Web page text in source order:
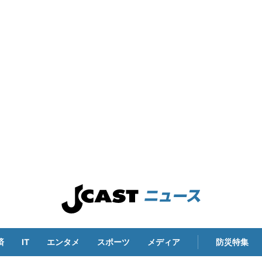
IT エンタメ スポーツ メディア 防災特集